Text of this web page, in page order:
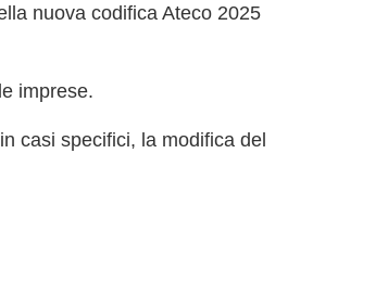
nuova codifica Ateco 2025
imprese.
casi specifici, la modifica del